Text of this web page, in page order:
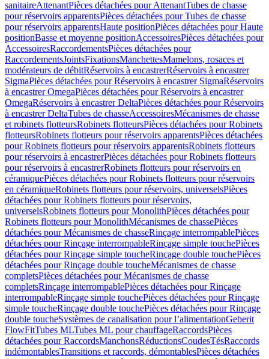
sanitaireAttenantPièces détachées pour AttenantTubes de chasse
pour réservoirs apparentsPièces détachées pour Tubes de chasse
pour réservoirs apparentsHaute positionPièces détachées pour Haute
positionBasse et moyenne positionAccessoiresPièces détachées pour
AccessoiresRaccordementsPièces détachées pour
RaccordementsJointsFixationsManchettesMamelons, rosaces et
modérateurs de débitRéservoirs à encastrerRéservoirs à encastrer
SigmaPièces détachées pour Réservoirs à encastrer SigmaRéservoirs
à encastrer OmegaPièces détachées pour Réservoirs à encastrer
OmegaRéservoirs à encastrer DeltaPièces détachées pour Réservoirs
à encastrer DeltaTubes de chasseAccessoiresMécanismes de chasse
et robinets flotteursRobinets flotteursPièces détachées pour Robinets
flotteursRobinets flotteurs pour réservoirs apparentsPièces détachées
pour Robinets flotteurs pour réservoirs apparentsRobinets flotteurs
pour réservoirs à encastrerPièces détachées pour Robinets flotteurs
pour réservoirs à encastrerRobinets flotteurs pour réservoirs en
céramiquePièces détachées pour Robinets flotteurs pour réservoirs
en céramiqueRobinets flotteurs pour réservoirs, universelsPièces
détachées pour Robinets flotteurs pour réservoirs,
universelsRobinets flotteurs pour MonolithPièces détachées pour
Robinets flotteurs pour MonolithMécanismes de chassePièces
détachées pour Mécanismes de chasseRinçage interrompablePièces
détachées pour Rinçage interrompableRinçage simple touchePièces
détachées pour Rinçage simple toucheRinçage double touchePièces
détachées pour Rinçage double toucheMécanismes de chasse
completsPièces détachées pour Mécanismes de chasse
completsRinçage interrompablePièces détachées pour Rinçage
interrompableRinçage simple touchePièces détachées pour Rinçage
simple toucheRinçage double touchePièces détachées pour Rinçage
double toucheSystèmes de canalisation pour l’alimentationGeberit
FlowFitTubes MLTubes ML pour chauffageRaccordsPièces
détachées pour RaccordsManchonsRéductionsCoudesTésRaccords
indémontablesTransitions et raccords, démontablesPièces détachées